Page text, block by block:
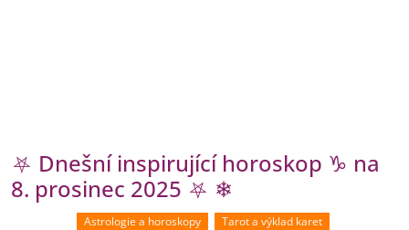
⛧ Dnešní inspirující horoskop ♑ na
8. prosinec 2025 ⛧ ❄
Astrologie a horoskopy Tarot a výklad karet